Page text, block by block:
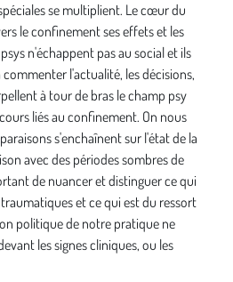
se multiplient. Le cœur du
le confinement ses effets et les
n'échappent pas au social et ils
l'actualité, les décisions,
à tour de bras le champ psy
liés au confinement. On nous
s'enchaînent sur l'état de la
avec des périodes sombres de
de nuancer et distinguer ce qui
et ce qui est du ressort
politique de notre pratique ne
les signes cliniques, ou les